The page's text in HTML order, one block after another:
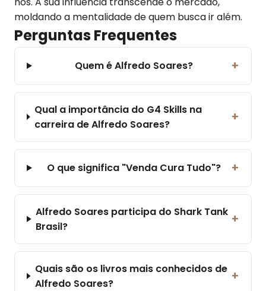
moldando a mentalidade de quem busca ir além.
Perguntas Frequentes
Quem é Alfredo Soares? +
Qual a importância do G4 Skills na
carreira de Alfredo Soares?
+
O que significa "Venda Cura Tudo"? +
Alfredo Soares participa do Shark Tank
Brasil?
+
Quais são os livros mais conhecidos de
Alfredo Soares?
+